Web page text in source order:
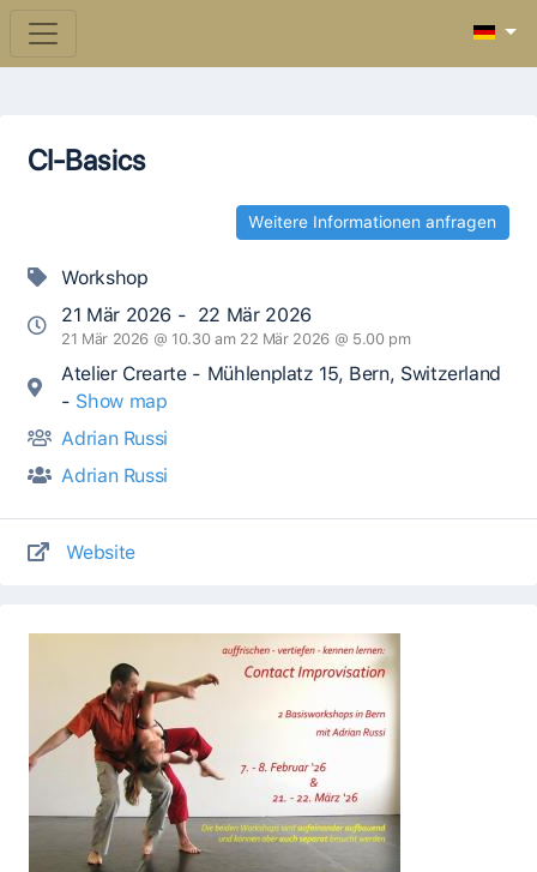
CI-Basics
Weitere Informationen anfragen
Workshop
21 Mär 2026 - 22 Mär 2026
21 Mär 2026 @ 10.30 am 22 Mär 2026 @ 5.00 pm
Atelier Crearte - Mühlenplatz 15, Bern, Switzerland
- Show map
Adrian Russi
Adrian Russi
Website